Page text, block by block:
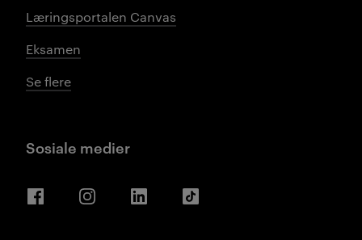
Læringsportalen Canvas
Eksamen
Se flere
Sosiale medier